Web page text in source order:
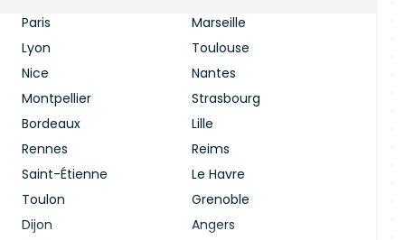
Paris
Marseille
Lyon
Toulouse
Nice
Nantes
Montpellier
Strasbourg
Bordeaux
Lille
Rennes
Reims
Saint-Étienne
Le Havre
Toulon
Grenoble
Dijon
Angers